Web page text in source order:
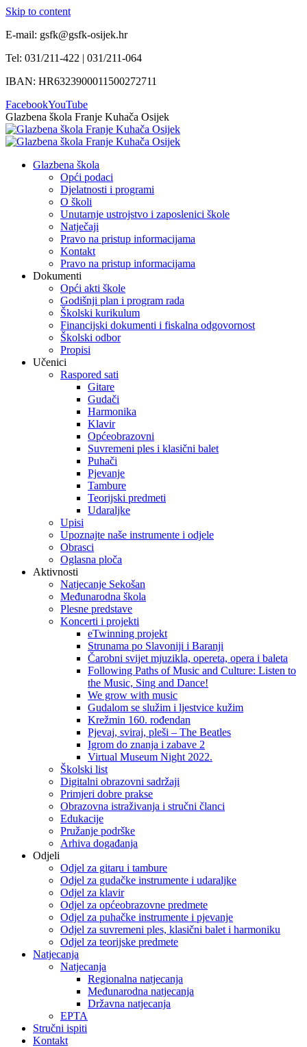
Skip to content
E-mail: gsfk@gsfk-osijek.hr
Tel: 031/211-422 | 031/211-064
IBAN: HR6323900011500272711
FacebookYouTube
Glazbena škola Franje Kuhača Osijek
Glazbena škola
Opći podaci
Djelatnosti i programi
O školi
Unutarnje ustrojstvo i zaposlenici škole
Natječaji
Pravo na pristup informacijama
Kontakt
Pravo na pristup informacijama
Dokumenti
Opći akti škole
Godišnji plan i program rada
Školski kurikulum
Financijski dokumenti i fiskalna odgovornost
Školski odbor
Propisi
Učenici
Raspored sati
Gitare
Gudači
Harmonika
Klavir
Općeobrazovni
Suvremeni ples i klasični balet
Puhači
Pjevanje
Tambure
Teorijski predmeti
Udaraljke
Upisi
Upoznajte naše instrumente i odjele
Obrasci
Oglasna ploča
Aktivnosti
Natjecanje Sekošan
Međunarodna škola
Plesne predstave
Koncerti i projekti
eTwinning projekt
Strunama po Slavoniji i Baranji
Čarobni svijet mjuzikla, opereta, opera i baleta
Following Paths of Music and Culture: Listen to
the Music, Sing and Dance!
We grow with music
Gudalom se služim i ljestvice kužim
Krežmin 160. rođendan
Pjevaj, sviraj, pleši – The Beatles
Igrom do znanja i zabave 2
Virtual Museum Night 2022.
Školski list
Digitalni obrazovni sadržaji
Primjeri dobre prakse
Obrazovna istraživanja i stručni članci
Edukacije
Pružanje podrške
Arhiva događanja
Odjeli
Odjel za gitaru i tambure
Odjel za gudačke instrumente i udaraljke
Odjel za klavir
Odjel za općeobrazovne predmete
Odjel za puhačke instrumente i pjevanje
Odjel za suvremeni ples, klasični balet i harmoniku
Odjel za teorijske predmete
Natjecanja
Natjecanja
Regionalna natjecanja
Međunarodna natjecanja
Državna natjecanja
EPTA
Stručni ispiti
Kontakt